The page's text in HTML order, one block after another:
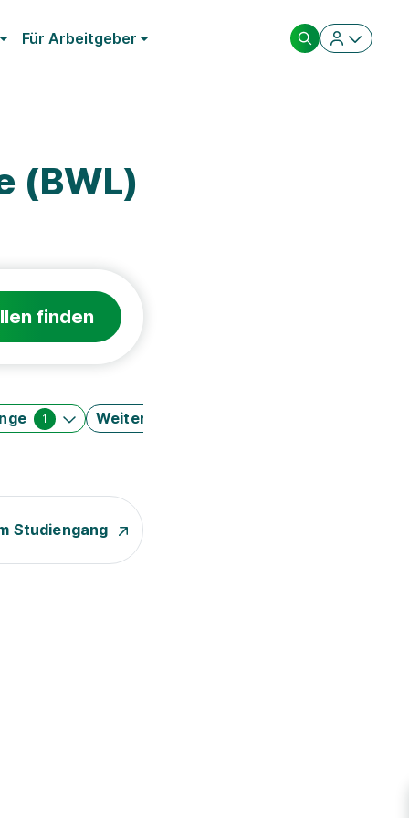
Für Arbeitgeber
(BWL)
finden
1 Weitere Filter
Studiengang